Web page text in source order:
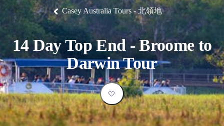
必
訪
景
點
最
受
歡
迎
目
的
地
群
島地
卡
溫
池
國
家
大
理
保
護
區
馬
布
麥
納
國
家
公
園
必
體
驗
旅
客
類
型
釣
魚游
豪
華
營
自
規
劃
和
預
訂
Casey Australia Tours - 北領地
14 Day Top End - Broome to
Darwin Tour